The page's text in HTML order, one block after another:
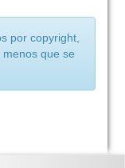
por copyright,
que se